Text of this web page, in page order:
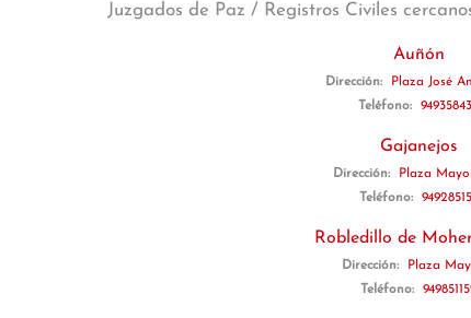
Juzgados de Paz / Registros Civiles
Auñón
Dirección:
Plaza José
Teléfono:
Gajanejos
Dirección:
Plaza
Teléfono:
Robledillo de
Dirección:
Plaza
Teléfono: